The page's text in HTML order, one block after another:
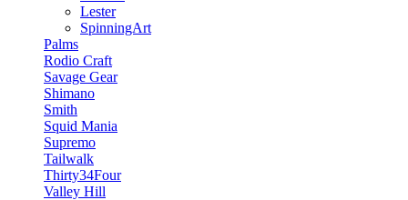
Lester
SpinningArt
Palms
Rodio Craft
Savage Gear
Shimano
Smith
Squid Mania
Supremo
Tailwalk
Thirty34Four
Valley Hill